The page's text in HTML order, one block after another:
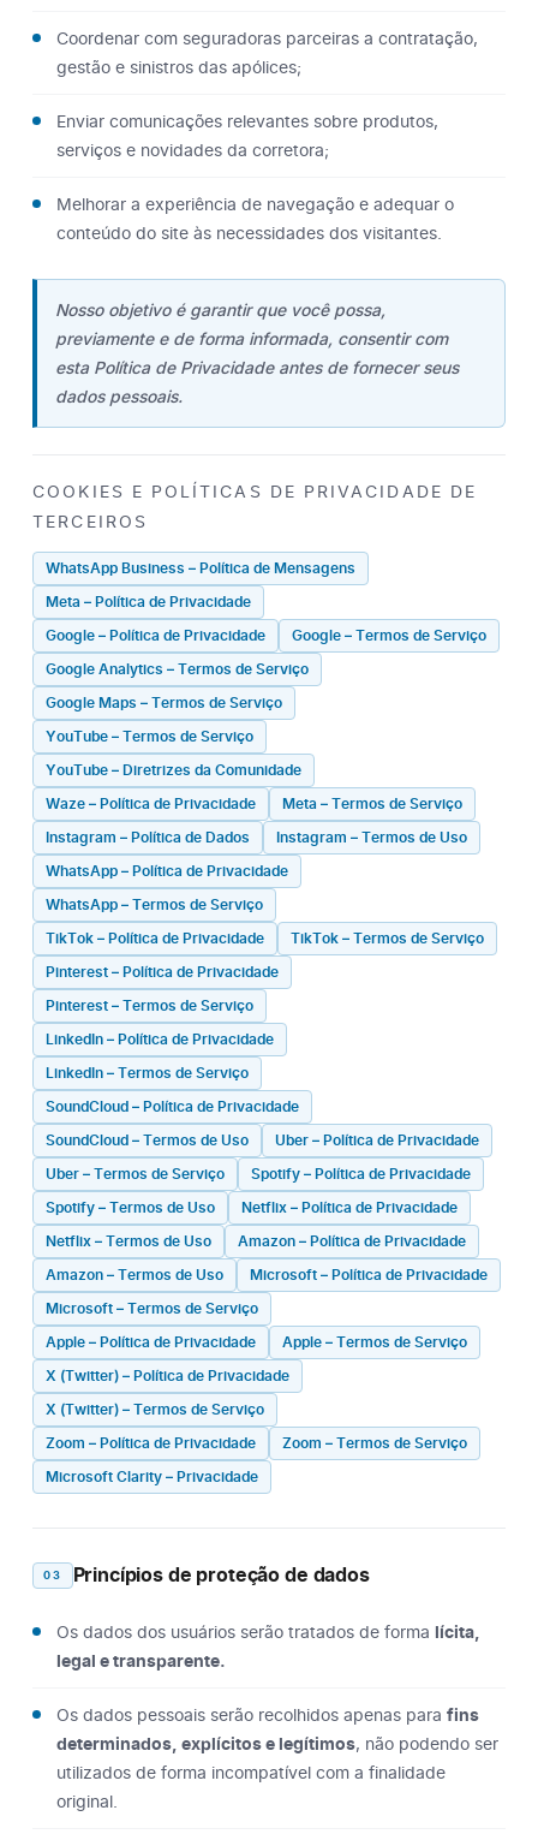
Coordenar com seguradoras parceiras a contratação,
gestão e sinistros das apólices;
Enviar comunicações relevantes sobre produtos,
serviços e novidades da corretora;
Melhorar a experiência de navegação e adequar o
conteúdo do site às necessidades dos visitantes.
Nosso objetivo é garantir que você possa,
previamente e de forma informada, consentir com
esta Política de Privacidade antes de fornecer seus
dados pessoais.
COOKIES E POLÍTICAS DE PRIVACIDADE DE
TERCEIROS
WhatsApp Business – Política de Mensagens
Meta – Política de Privacidade
Google – Política de Privacidade
Google – Termos de Serviço
Google Analytics – Termos de Serviço
Google Maps – Termos de Serviço
YouTube – Termos de Serviço
YouTube – Diretrizes da Comunidade
Waze – Política de Privacidade
Meta – Termos de Serviço
Instagram – Política de Dados
Instagram – Termos de Uso
WhatsApp – Política de Privacidade
WhatsApp – Termos de Serviço
TikTok – Política de Privacidade
TikTok – Termos de Serviço
Pinterest – Política de Privacidade
Pinterest – Termos de Serviço
LinkedIn – Política de Privacidade
LinkedIn – Termos de Serviço
SoundCloud – Política de Privacidade
SoundCloud – Termos de Uso
Uber – Política de Privacidade
Uber – Termos de Serviço
Spotify – Política de Privacidade
Spotify – Termos de Uso
Netflix – Política de Privacidade
Netflix – Termos de Uso
Amazon – Política de Privacidade
Amazon – Termos de Uso
Microsoft – Política de Privacidade
Microsoft – Termos de Serviço
Apple – Política de Privacidade
Apple – Termos de Serviço
X (Twitter) – Política de Privacidade
X (Twitter) – Termos de Serviço
Zoom – Política de Privacidade
Zoom – Termos de Serviço
Microsoft Clarity – Privacidade
03 Princípios de proteção de dados
Os dados dos usuários serão tratados de forma lícita,
legal e transparente.
Os dados pessoais serão recolhidos apenas parafins
determinados, explícitos e legítimos, não podendo ser
utilizados de forma incompatível com a finalidade
original.